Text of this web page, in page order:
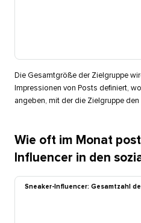
Die Gesamtgröße der Zielgruppe
Impressionen von Posts definiert,
angeben, mit der die Zielgruppe den
Wie oft im Monat
Influencer in den
Sneaker-Influencer: Gesamtzahl